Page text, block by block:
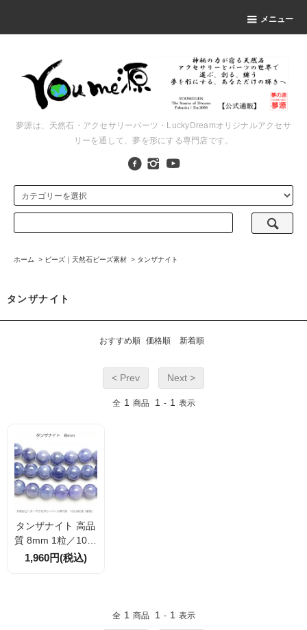
メニュー
夢源は、天然石・アクセサリーパーツ・LuckyDreamオリジナルアクセサ
リーを通して、夢を形にする専門店です。
ホーム > ビーズ｜天然石ビーズ素材 > タンザナイト
タンザナイト
おすすめ順 価格順 新着順
< Prev Next >
全 1 商品 1 - 1 表示
タンザナイト 高品
質 8mm 1粒／10粒
入（86921468）
1,960円(税込)
全 1 商品 1 - 1 表示